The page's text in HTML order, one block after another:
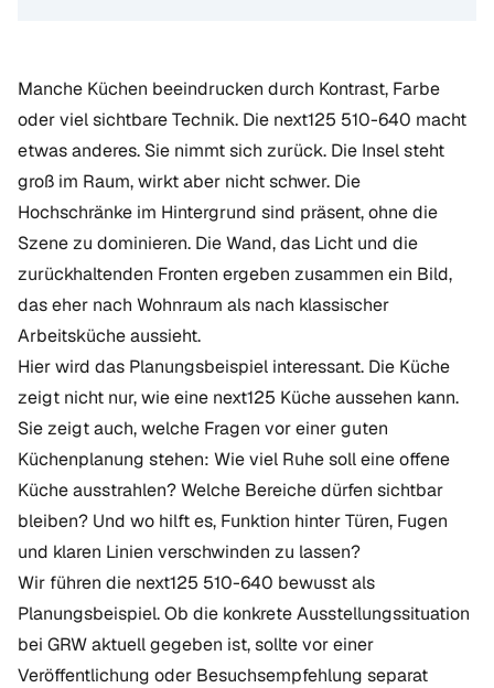
Manche Küchen beeindrucken durch Kontrast, Farbe
oder viel sichtbare Technik. Die next125 510-640 macht
etwas anderes. Sie nimmt sich zurück. Die Insel steht
groß im Raum, wirkt aber nicht schwer. Die
Hochschränke im Hintergrund sind präsent, ohne die
Szene zu dominieren. Die Wand, das Licht und die
zurückhaltenden Fronten ergeben zusammen ein Bild,
das eher nach Wohnraum als nach klassischer
Arbeitsküche aussieht.
Hier wird das Planungsbeispiel interessant. Die Küche
zeigt nicht nur, wie eine next125 Kücheaussehen kann.
Sie zeigt auch, welche Fragen vor einer guten
Küchenplanung stehen: Wie viel Ruhe soll eine offene
Küche ausstrahlen? Welche Bereiche dürfen sichtbar
bleiben? Und wo hilft es, Funktion hinter Türen, Fugen
und klaren Linien verschwinden zu lassen?
Wir führen die next125 510-640 bewusst als
Planungsbeispiel. Ob die konkrete Ausstellungssituation
bei GRW aktuell gegeben ist, sollte vor einer
Veröffentlichung oder Besuchsempfehlung separat